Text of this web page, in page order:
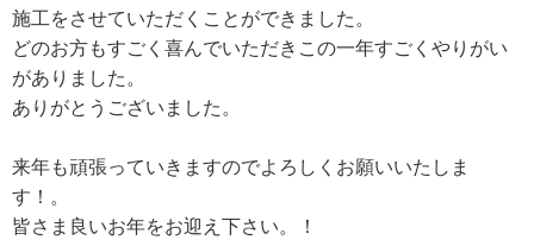
施工をさせていただくことができました。
どのお方もすごく喜んでいただきこの一年すごくやりがい
がありました。
ありがとうございました。
来年も頑張っていきますのでよろしくお願いいたしま
す！。
皆さま良いお年をお迎え下さい。！